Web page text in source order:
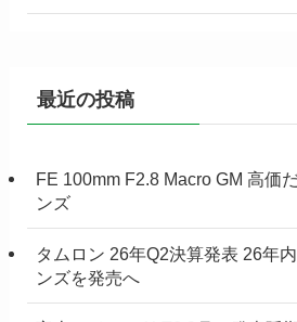
最近の投稿
FE 100mm F2.8 Macro GM 高価
ンズ
タムロン 26年Q2決算発表 26年
ンズを発売へ